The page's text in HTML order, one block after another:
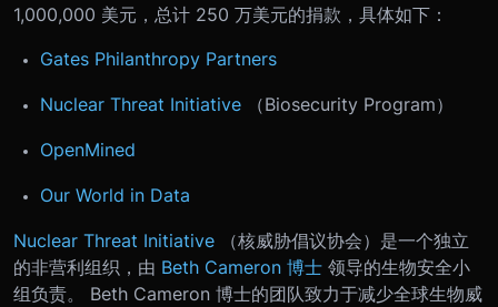
1,000,000 美元，总计 250 万美元的捐款，具体如下：
Gates Philanthropy Partners
Nuclear Threat Initiative （Biosecurity Program）
OpenMined
Our World in Data
Nuclear Threat Initiative
（核威胁倡议协会）是一个独立
的非营利组织，由 Beth Cameron 博士 领导的生物安全小
组负责。 Beth Cameron 博士的团队致力于减少全球生物威